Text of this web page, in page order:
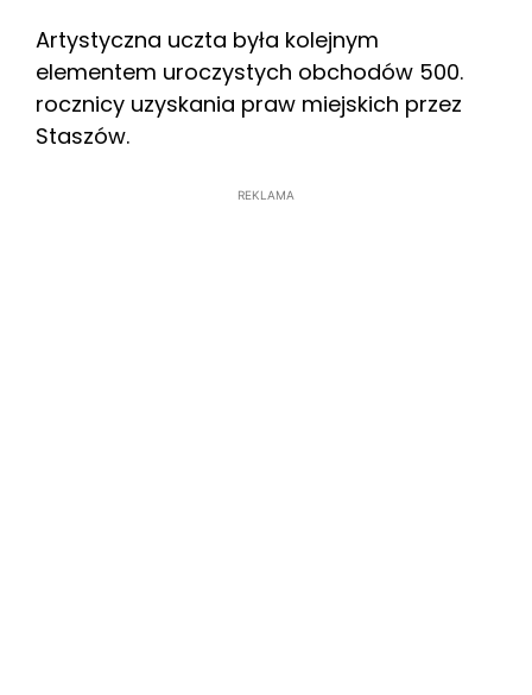
Artystyczna uczta była kolejnym
elementem uroczystych obchodów 500.
rocznicy uzyskania praw miejskich przez
Staszów.
REKLAMA